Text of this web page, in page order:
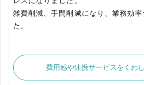
雑費削減、手間削減になり、業務効
た。
費用感や連携サービスをくわ